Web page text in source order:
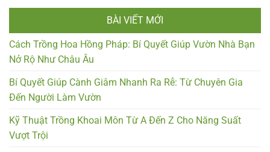
BÀI VIẾT MỚI
Cách Trồng Hoa Hồng Pháp: Bí Quyết Giúp Vườn Nhà Bạn
Nở Rộ Như Châu Âu
Bí Quyết Giúp Cành Giâm Nhanh Ra Rễ: Từ Chuyên Gia
Đến Người Làm Vườn
Kỹ Thuật Trồng Khoai Môn Từ A Đến Z Cho Năng Suất
Vượt Trội